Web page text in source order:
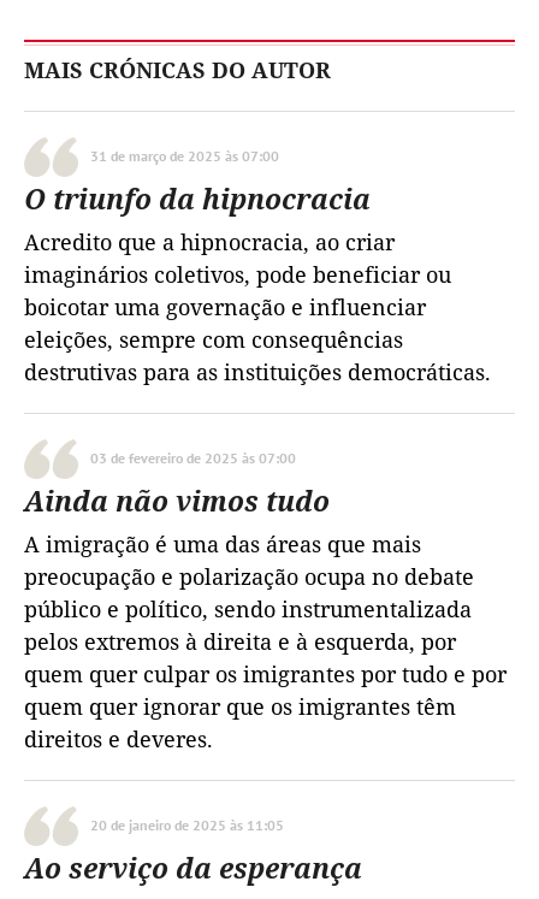
MAIS CRÓNICAS DO AUTOR
31 de março de 2025 às 07:00
O triunfo da hipnocracia
Acredito que a hipnocracia, ao criar
imaginários coletivos, pode beneficiar ou
boicotar uma governação e influenciar
eleições, sempre com consequências
destrutivas para as instituições democráticas.
03 de fevereiro de 2025 às 07:00
Ainda não vimos tudo
A imigração é uma das áreas que mais
preocupação e polarização ocupa no debate
público e político, sendo instrumentalizada
pelos extremos à direita e à esquerda, por
quem quer culpar os imigrantes por tudo e por
quem quer ignorar que os imigrantes têm
direitos e deveres.
20 de janeiro de 2025 às 11:05
Ao serviço da esperança